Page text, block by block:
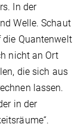
In der
Welle. Schaut
Quantenwelt
nicht an Ort
die sich aus
lassen.
in der